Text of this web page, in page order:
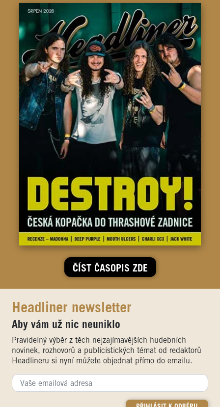
ČÍST ČASOPIS ZDE
Headliner newsletter
Aby vám už nic neuniklo
Pravidelný výběr z těch nejzajímavějších hudebních
novinek, rozhovorů a publicistických témat od redaktorů
Headlineru si nyní můžete objednat přímo do emailu.